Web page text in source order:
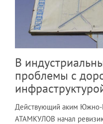
В
проблемы с
Действующий аким Южно-
АТАМКУЛОВ начал